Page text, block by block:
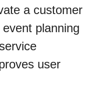
a customer
planning
user